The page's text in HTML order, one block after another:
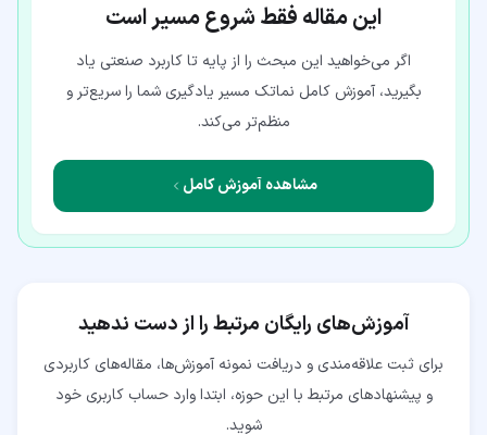
این مقاله فقط شروع مسیر است
اگر می‌خواهید این مبحث را از پایه تا کاربرد صنعتی یاد
بگیرید، آموزش کامل نماتک مسیر یادگیری شما را سریع‌تر و
منظم‌تر می‌کند.
مشاهده آموزش کامل
آموزش‌های رایگان مرتبط را از دست ندهید
برای ثبت علاقه‌مندی و دریافت نمونه آموزش‌ها، مقاله‌های کاربردی
و پیشنهادهای مرتبط با این حوزه، ابتدا وارد حساب کاربری خود
شوید.